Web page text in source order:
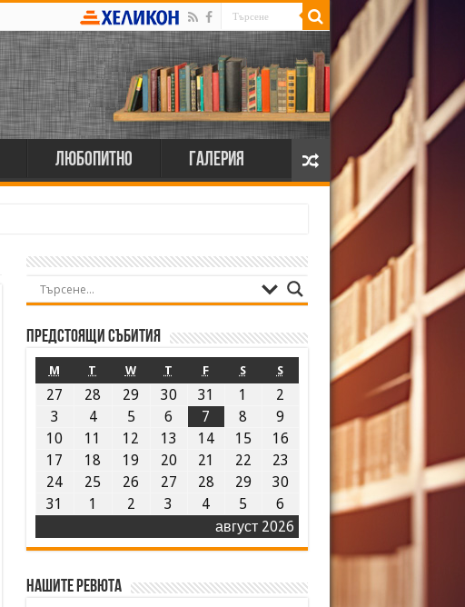
Любопитно Галерия
Предстоящи събития
август 2026
M T W T F S S
27 28 29 30 31 1
2
3
4 5 6 7 8
9
10
11 12 13 14 15
16
17
18 19 20 21 22
23
24
25 26 27 28 29
30
31
1 2 3 4 5 6
Нашите ревюта